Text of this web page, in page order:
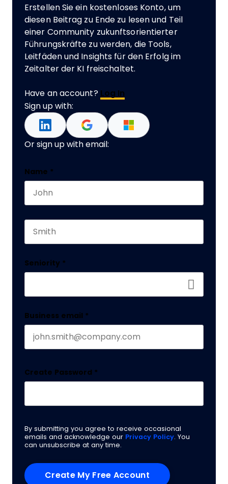
Erstellen Sie ein kostenloses Konto, um
diesen Beitrag zu Ende zu lesen und Teil
einer Community zukunftsorientierter
Führungskräfte zu werden, die Tools,
Leitfäden und Insights für den Erfolg im
Zeitalter der KI freischaltet.
Have an account? Log In
Sign up with:
Or sign up with email:
Phone
Name *
Seniority *
Business email *
Create Password *
By submitting you agree to receive occasional
emails and acknowledge our Privacy Policy. You
can unsubscribe at any time.